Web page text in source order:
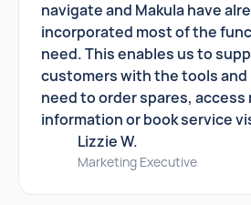
navigate and Makula have
incorporated most of the
need. This enables us to
customers with the tools
need to order spares, access
information or book service
Lizzie W.
Marketing Executive